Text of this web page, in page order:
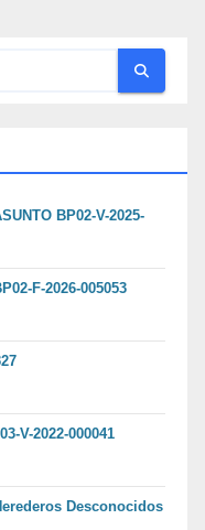
BP02-V-2025-
F-2026-005053
V-2022-000041
Desconocidos